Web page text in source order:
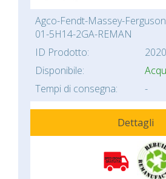
Agco-Fendt-Massey-
01-5H14-2GA-REMAN
ID Prodotto:
Disponibile:
Tempi di consegna:
-
Dettagli